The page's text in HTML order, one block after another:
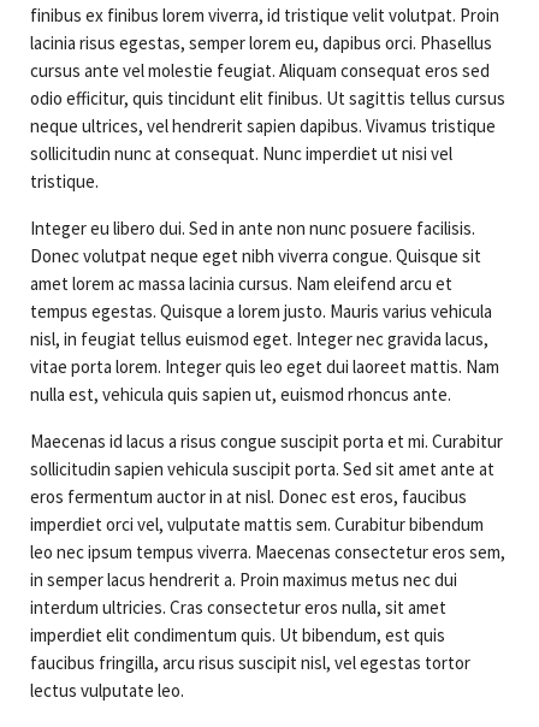
finibus ex finibus lorem viverra, id tristique velit volutpat. Proin
lacinia risus egestas, semper lorem eu, dapibus orci. Phasellus
cursus ante vel molestie feugiat. Aliquam consequat eros sed
odio efficitur, quis tincidunt elit finibus. Ut sagittis tellus cursus
neque ultrices, vel hendrerit sapien dapibus. Vivamus tristique
sollicitudin nunc at consequat. Nunc imperdiet ut nisi vel
tristique.
Integer eu libero dui. Sed in ante non nunc posuere facilisis.
Donec volutpat neque eget nibh viverra congue. Quisque sit
amet lorem ac massa lacinia cursus. Nam eleifend arcu et
tempus egestas. Quisque a lorem justo. Mauris varius vehicula
nisl, in feugiat tellus euismod eget. Integer nec gravida lacus,
vitae porta lorem. Integer quis leo eget dui laoreet mattis. Nam
nulla est, vehicula quis sapien ut, euismod rhoncus ante.
Maecenas id lacus a risus congue suscipit porta et mi. Curabitur
sollicitudin sapien vehicula suscipit porta. Sed sit amet ante at
eros fermentum auctor in at nisl. Donec est eros, faucibus
imperdiet orci vel, vulputate mattis sem. Curabitur bibendum
leo nec ipsum tempus viverra. Maecenas consectetur eros sem,
in semper lacus hendrerit a. Proin maximus metus nec dui
interdum ultricies. Cras consectetur eros nulla, sit amet
imperdiet elit condimentum quis. Ut bibendum, est quis
faucibus fringilla, arcu risus suscipit nisl, vel egestas tortor
lectus vulputate leo.